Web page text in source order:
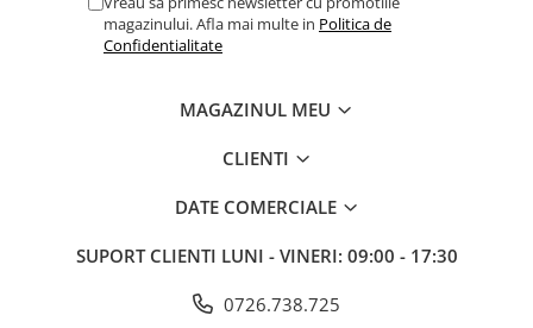
magazinului. Afla mai multe in Politica de
Confidentialitate
MAGAZINUL MEU
CLIENTI
DATE COMERCIALE
SUPORT CLIENTI LUNI - VINERI: 09:00 - 17:30
0726.738.725